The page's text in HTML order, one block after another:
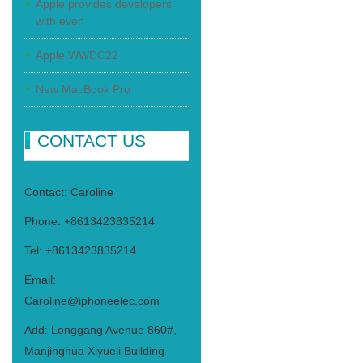
Apple provides developers
with even
Apple WWDC22
New MacBook Pro
CONTACT US
Contact: Caroline
Phone: +8613423835214
Tel: +8613423835214
Email:
Caroline@iphoneelec.com
Add: Longgang Avenue 860#,
Manjinghua Xiyueli Building